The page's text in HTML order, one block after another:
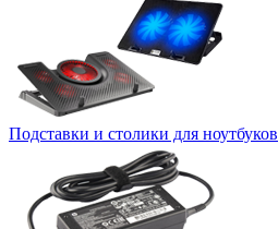
Подставки и столики для ноутбуков